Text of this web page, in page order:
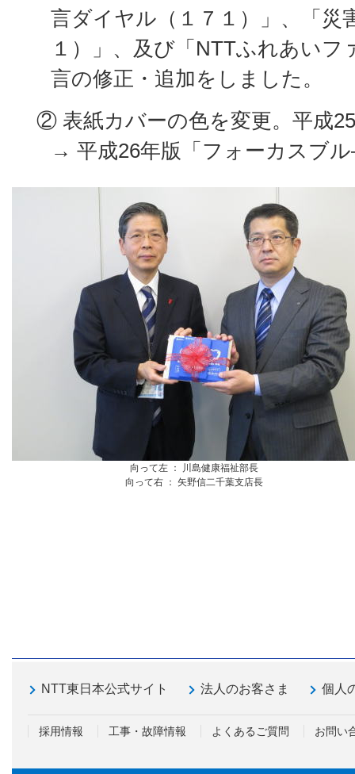
言ダイヤル（１７１）」、「災
１）」、及び「NTTふれあい
言の修正・追加をしました。
② 表紙カバーの色を変更。平成
→ 平成26年版「フォーカスブ
向って左 ： 川島健康福祉部長
向って右 ： 矢野信二千葉支店長
NTT東日本公式サイト 法人のお客さま 個人
採用情報 工事・故障情報 よくあるご質問 お問い